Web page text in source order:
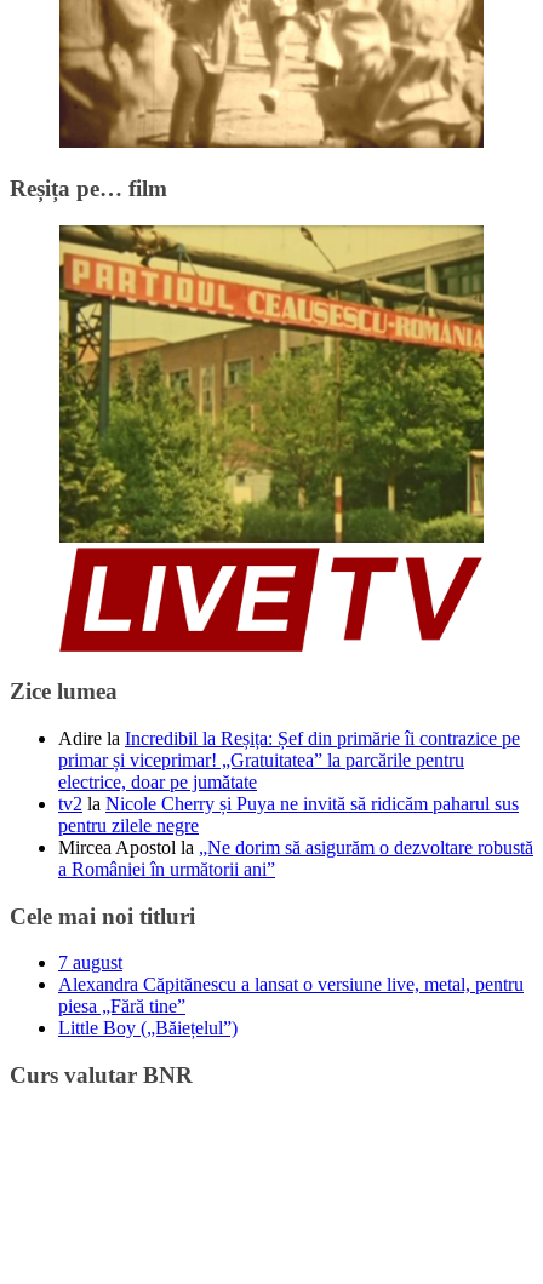
Reșița pe… film
Zice lumea
Adire la Incredibil la Reșița: Șef din primărie îi contrazice pe
primar și viceprimar! „Gratuitatea” la parcările pentru
electrice, doar pe jumătate
tv2 la Nicole Cherry și Puya ne invită să ridicăm paharul sus
pentru zilele negre
Mircea Apostol la „Ne dorim să asigurăm o dezvoltare robustă
a României în următorii ani”
Cele mai noi titluri
7 august
Alexandra Căpitănescu a lansat o versiune live, metal, pentru
piesa „Fără tine”
Little Boy („Băiețelul”)
Curs valutar BNR